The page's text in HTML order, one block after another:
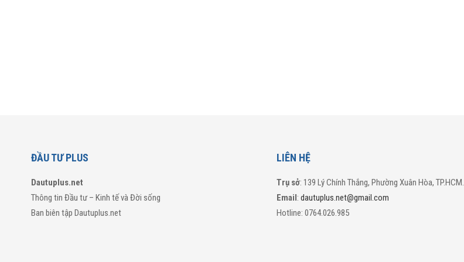
ĐẦU TƯ PLUS
Dautuplus.net
Thông tin Đầu tư – Kinh tế và Đời sống
Ban biên tập Dautuplus.net
LIÊN HỆ
Trụ sở: 139 Lý Chính Thắng, Phường Xuân Hòa, TP.HCM.
Email:dautuplus.net@gmail.com
Hotline: 0764.026.985